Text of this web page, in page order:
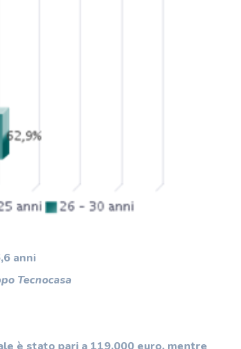
anni
Tecnocasa